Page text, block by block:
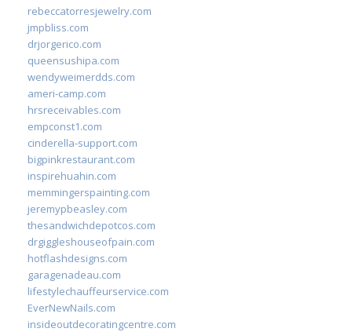
rebeccatorresjewelry.com
jmpbliss.com
drjorgerico.com
queensushipa.com
wendyweimerdds.com
ameri-camp.com
hrsreceivables.com
empconst1.com
cinderella-support.com
bigpinkrestaurant.com
inspirehuahin.com
memmingerspainting.com
jeremypbeasley.com
thesandwichdepotcos.com
drgiggleshouseofpain.com
hotflashdesigns.com
garagenadeau.com
lifestylechauffeurservice.com
EverNewNails.com
insideoutdecoratingcentre.com